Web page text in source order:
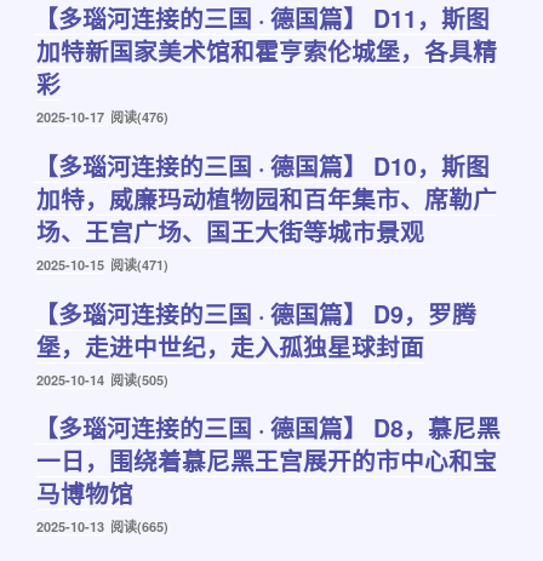
【多瑙河连接的三国 · 德国篇】 D11，斯图
加特新国家美术馆和霍亨索伦城堡，各具精
彩
发
2025-10-17 阅读(476)
【多瑙河连接的三国 · 德国篇】 D10，斯图
加特，威廉玛动植物园和百年集市、席勒广
场、王宫广场、国王大街等城市景观
发
2025-10-15 阅读(471)
【多瑙河连接的三国 · 德国篇】 D9，罗腾
堡，走进中世纪，走入孤独星球封面
发
2025-10-14 阅读(505)
【多瑙河连接的三国 · 德国篇】 D8，慕尼黑
一日，围绕着慕尼黑王宫展开的市中心和宝
马博物馆
发
2025-10-13 阅读(665)